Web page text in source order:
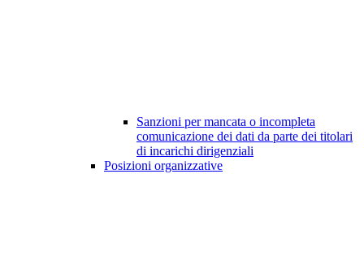
Sanzioni per mancata o incompleta
comunicazione dei dati da parte dei titolari
di incarichi dirigenziali
Posizioni organizzative